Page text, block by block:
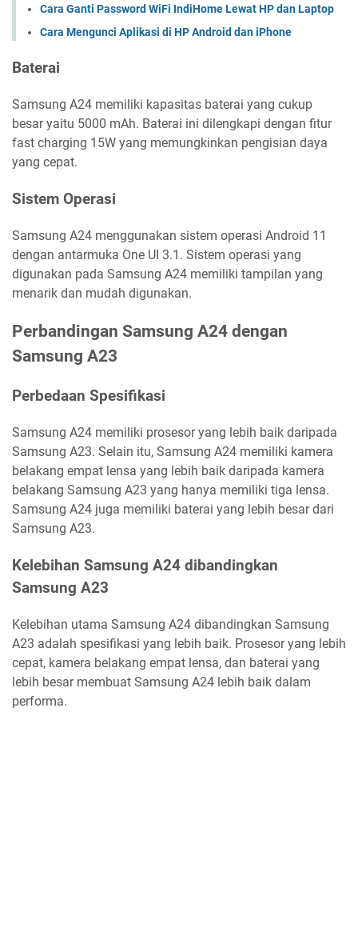
Cara Ganti Password WiFi IndiHome Lewat HP dan Laptop
Cara Mengunci Aplikasi di HP Android dan iPhone
Baterai
Samsung A24 memiliki kapasitas baterai yang cukup
besar yaitu 5000 mAh. Baterai ini dilengkapi dengan fitur
fast charging 15W yang memungkinkan pengisian daya
yang cepat.
Sistem Operasi
Samsung A24 menggunakan sistem operasi Android 11
dengan antarmuka One UI 3.1. Sistem operasi yang
digunakan pada Samsung A24 memiliki tampilan yang
menarik dan mudah digunakan.
Perbandingan Samsung A24 dengan
Samsung A23
Perbedaan Spesifikasi
Samsung A24 memiliki prosesor yang lebih baik daripada
Samsung A23. Selain itu, Samsung A24 memiliki kamera
belakang empat lensa yang lebih baik daripada kamera
belakang Samsung A23 yang hanya memiliki tiga lensa.
Samsung A24 juga memiliki baterai yang lebih besar dari
Samsung A23.
Kelebihan Samsung A24 dibandingkan
Samsung A23
Kelebihan utama Samsung A24 dibandingkan Samsung
A23 adalah spesifikasi yang lebih baik. Prosesor yang lebih
cepat, kamera belakang empat lensa, dan baterai yang
lebih besar membuat Samsung A24 lebih baik dalam
performa.